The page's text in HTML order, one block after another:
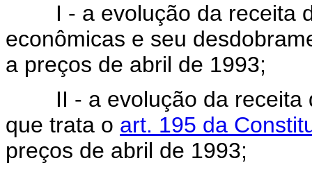
I - a evolução da receita
econômicas e seu
a preços de abril de 1993;
II - a evolução da receita
que trata o art. 195 da
preços de abril de 1993;